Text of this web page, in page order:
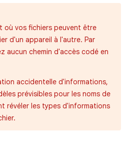
où vos fichiers peuvent être
d'un appareil à l'autre. Par
aucun chemin d'accès codé en
accidentelle d'informations,
prévisibles pour les noms de
révéler les types d'informations